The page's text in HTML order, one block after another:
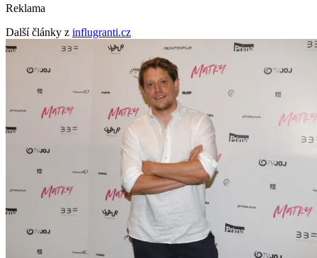
Reklama
Další články z influgranti.cz